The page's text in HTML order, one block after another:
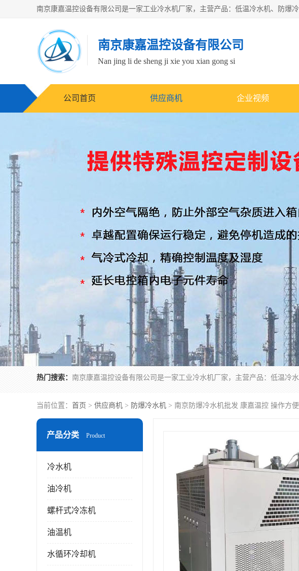
南京康嘉温控设备有限公司
Nan jing li de sheng ji xie you xian gong si
公司首页 供应商机 企业视频
热门搜索：
当前位置： 首页 > 供应商机 > 防爆冷水机 > 南京防爆冷水机批发 康嘉温控 操作方便
产品分类 Product
冷水机
油冷机
螺杆式冷冻机
油温机
水循环冷却机